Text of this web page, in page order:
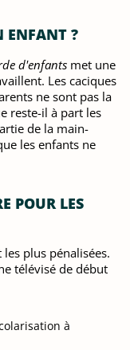
ENFANT ?
d'enfants met une
Les caciques
ne sont pas la
reste-il à part les
de la main-
les enfants ne
POUR LES
plus pénalisées.
télévisé de début
à